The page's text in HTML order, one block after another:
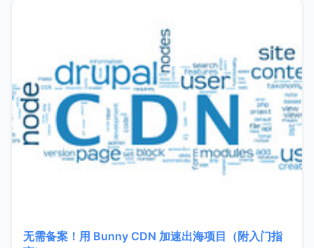
无需备案！用 Bunny CDN 加速出海项目（附入门指